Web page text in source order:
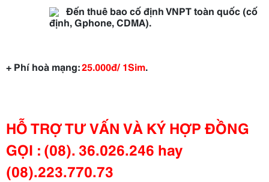
Đến thuê bao cố định VNPT toàn quốc (cố
định, Gphone, CDMA).
+ Phí hoà mạng:25.000đ/ 1Sim.
HỖ TRỢ TƯ VẤN VÀ KÝ HỢP ĐỒNG
GỌI : (08). 36.026.246 hay
(08).223.770.73